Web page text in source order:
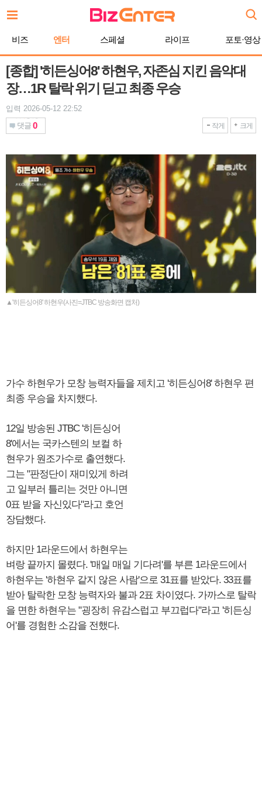
문
기
비즈 엔터 스페셜 라이프 포토·영상
[종합] '히든싱어8' 하현우, 자존심 지킨 음악대
장…1R 탈락 위기 딛고 최종 우승
입력 2026-05-12 22:52
댓글 0 작게 크게
▲'히든싱어8' 하현우(사진=JTBC 방송화면 캡처)
가수 하현우가 모창 능력자들을 제치고 '히든싱어8' 하현우 편
최종 우승을 차지했다.
12일 방송된 JTBC '히든싱어
8'에서는 국카스텐의 보컬 하
현우가 원조가수로 출연했다.
그는 "판정단이 재미있게 하려
고 일부러 틀리는 것만 아니면
0표 받을 자신있다"라고 호언
장담했다.
하지만 1라운드에서 하현우는
벼랑 끝까지 몰렸다. '매일 매일 기다려'를 부른 1라운드에서
하현우는 '하현우 같지 않은 사람'으로 31표를 받았다. 33표를
받아 탈락한 모창 능력자와 불과 2표 차이였다. 가까스로 탈락
을 면한 하현우는 "굉장히 유감스럽고 부끄럽다"라고 '히든싱
어'를 경험한 소감을 전했다.